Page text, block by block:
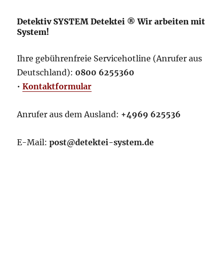
Detektiv SYSTEM Detektei ® Wir arbeiten mit
System!
Ihre gebührenfreie Servicehotline (Anrufer aus
Deutschland): 0800 6255360
•Kontaktformular
Anrufer aus dem Ausland: +4969 625536
E-Mail:post@detektei-system.de